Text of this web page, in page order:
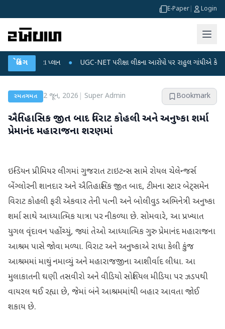
E-Paper Login
બ્રેકિંગ
પ્લાન ● UGC-NET પરીક્ષા લીકના આરોપો પર રાહુલ ગાંધીએ કેન્દ્ર પર પ્રહાર
રમતગમત 2 જૂન, 2026 Super Admin Bookmark
ઐતિહાસિક જીત બાદ વિરાટ કોહલી અને અનુષ્કા શર્મા
પ્રેમાનંદ મહારાજના શરણમાં
ઇન્ડિયન પ્રીમિયર લીગમાં ગુજરાત ટાઇટન્સ સામે રોયલ ચેલેન્જર્સ
બેંગ્લોરની શાનદાર અને ઐતિહાસિક જીત બાદ, ટીમના સ્ટાર બેટ્સમેન
વિરાટ કોહલી ફરી એકવાર તેની પત્ની અને બોલીવુડ અભિનેત્રી અનુષ્કા
શર્મા સાથે આધ્યાત્મિક યાત્રા પર નીકળ્યા છે. સોમવારે, આ પ્રખ્યાત
યુગલ વૃંદાવન પહોંચ્યું, જ્યાં તેઓ આધ્યાત્મિક ગુરુ પ્રેમાનંદ મહારાજના
આશ્રમ પાસે જોવા મળ્યા. વિરાટ અને અનુષ્કાએ રાધા કેલી કુંજ
આશ્રમમાં માથું નમાવ્યું અને મહારાજજીના આશીર્વાદ લીધા. આ
મુલાકાતની ઘણી તસવીરો અને વીડિયો સોશિયલ મીડિયા પર ઝડપથી
વાયરલ થઈ રહ્યા છે, જેમાં બંને આશ્રમમાંથી બહાર આવતા જોઈ
શકાય છે.